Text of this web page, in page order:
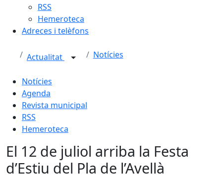
RSS
Hemeroteca
Adreces i telèfons
Actualitat Notícies
Notícies
Agenda
Revista municipal
RSS
Hemeroteca
El 12 de juliol arriba la Festa
d’Estiu del Pla de l’Avellà